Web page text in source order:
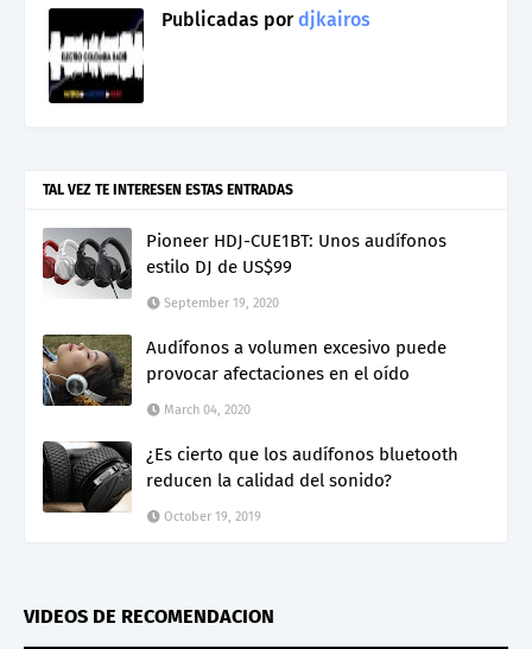
Publicadas pordjkairos
TAL VEZ TE INTERESEN ESTAS ENTRADAS
Pioneer HDJ-CUE1BT: Unos audífonos
estilo DJ de US$99
September 19, 2020
Audífonos a volumen excesivo puede
provocar afectaciones en el oído
March 04, 2020
¿Es cierto que los audífonos bluetooth
reducen la calidad del sonido?
October 19, 2019
VIDEOS DE RECOMENDACION